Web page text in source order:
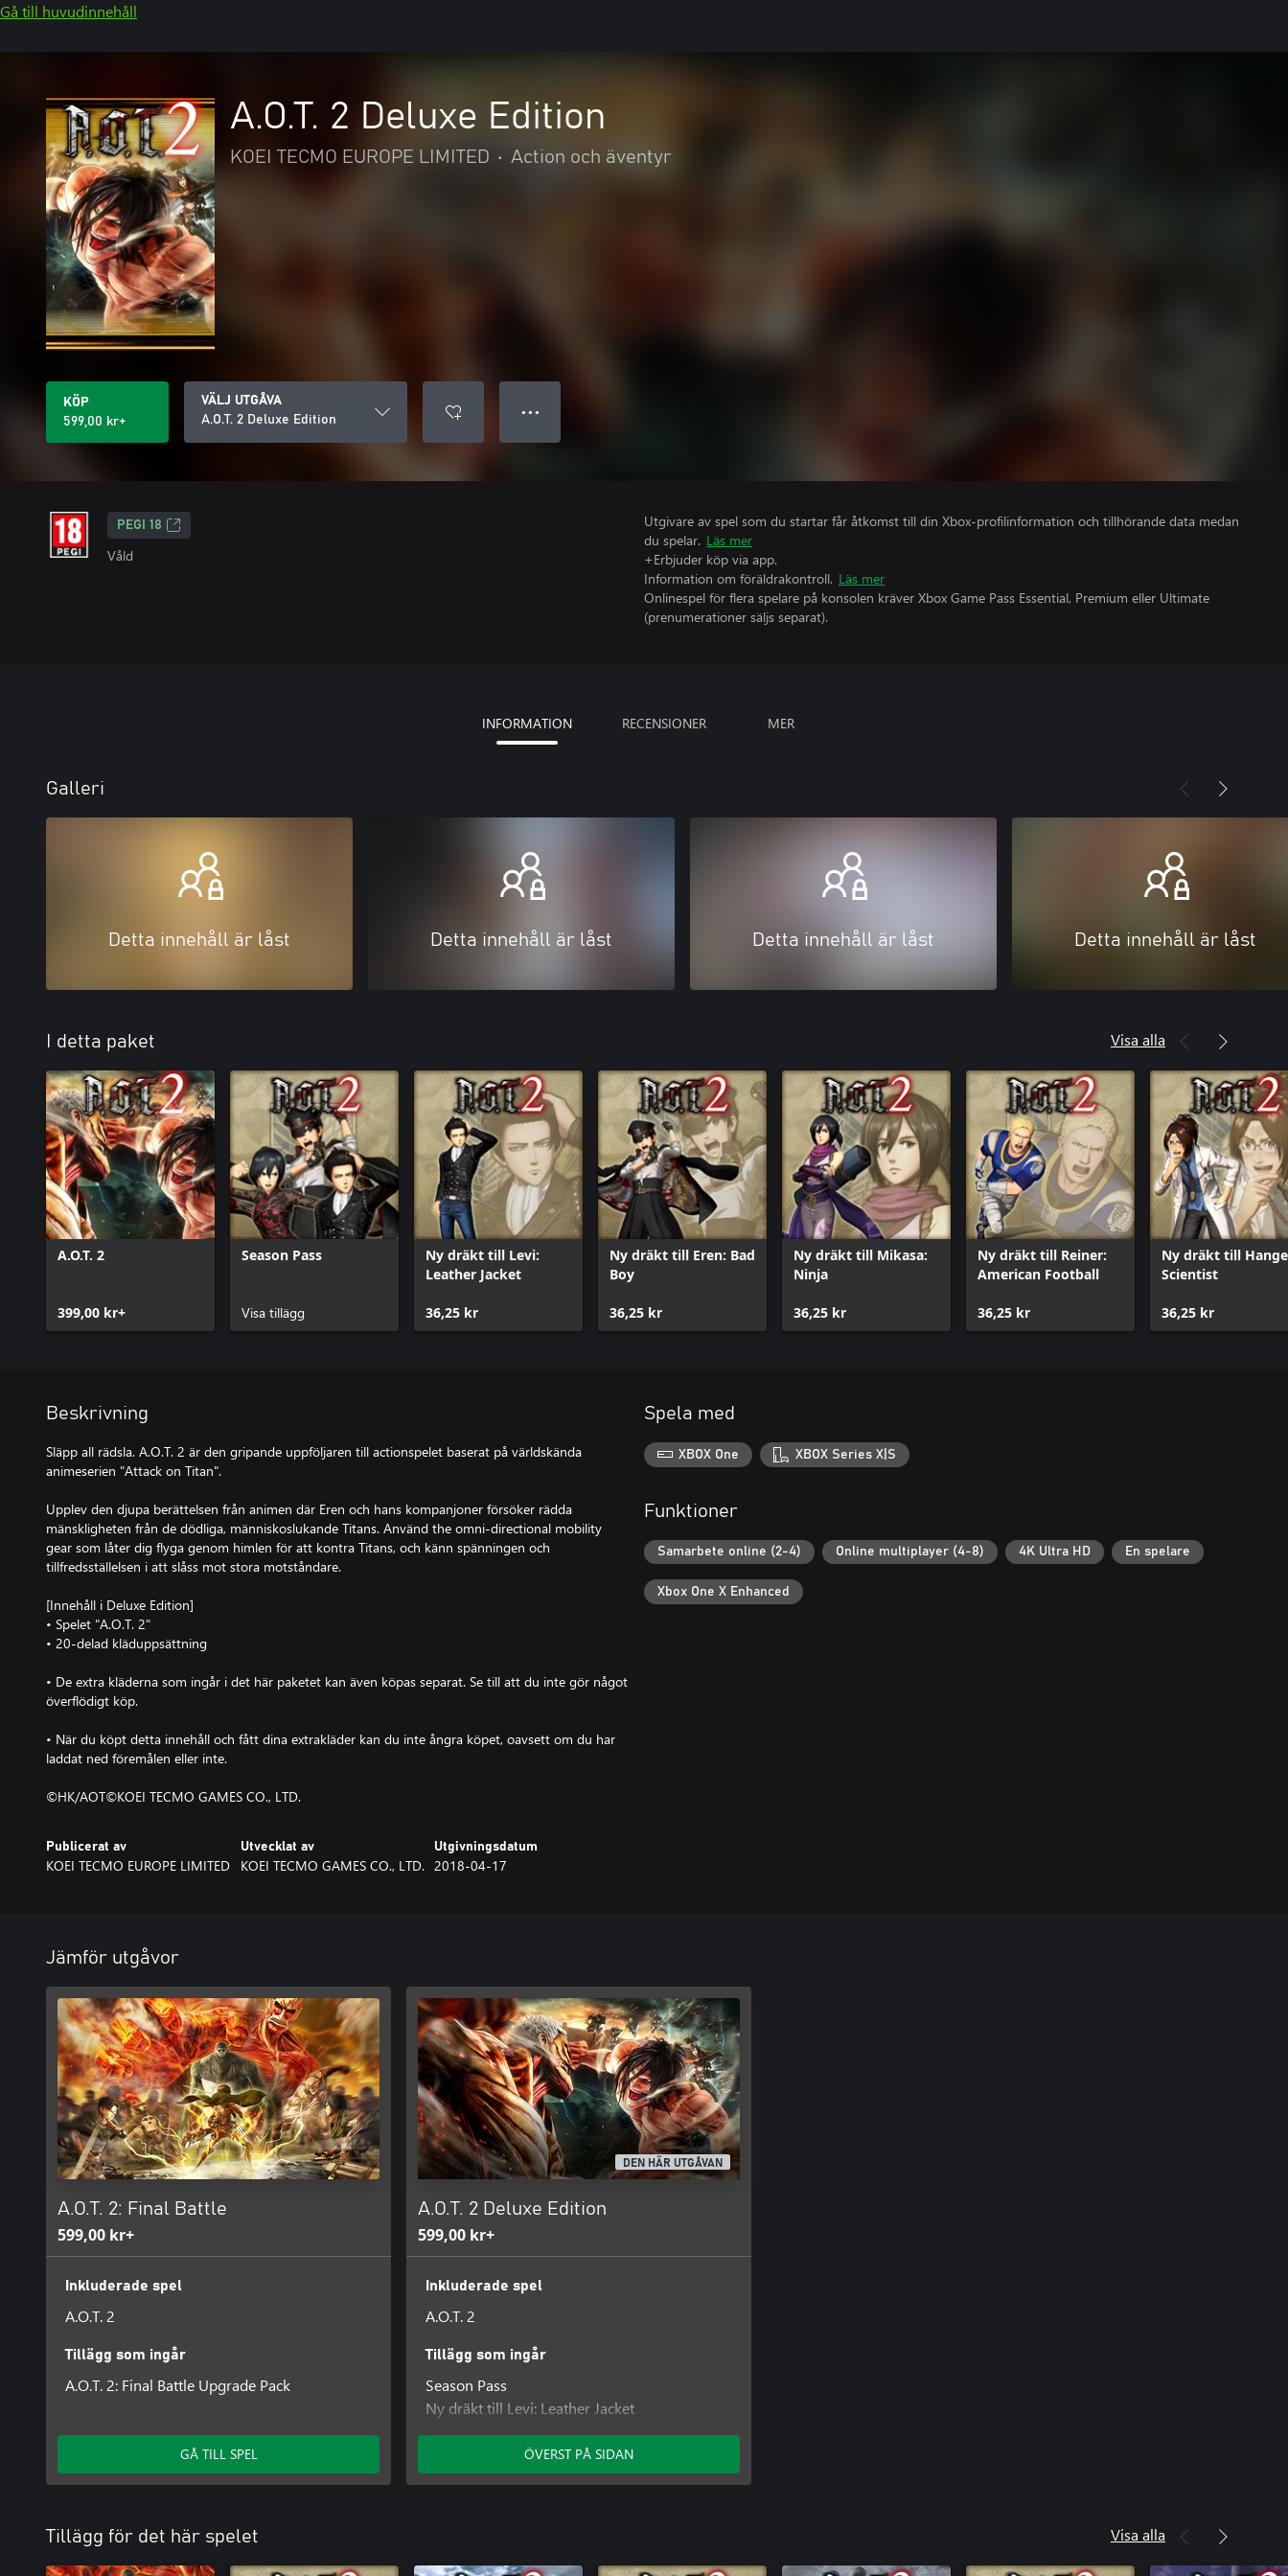
Gå till huvudinnehåll
A.O.T. 2 Deluxe Edition
KOEI TECMO EUROPE LIMITED • Action och äventyr
KÖP
599,00 kr+
VÄLJ UTGÅVA
A.O.T. 2 Deluxe Edition
● ● ●
PEGI 18
Våld
Utgivare av spel som du startar får åtkomst till din Xbox-profilinformation och tillhörande data medan
du spelar. Läs mer
+Erbjuder köp via app.
Information om föräldrakontroll. Läs mer
Onlinespel för flera spelare på konsolen kräver Xbox Game Pass Essential, Premium eller Ultimate
(prenumerationer säljs separat).
INFORMATION RECENSIONER MER
Galleri
Detta innehåll är låst Detta innehåll är låst Detta innehåll är låst Detta innehåll är låst
I detta paket Visa alla
A.O.T. 2
399,00 kr+
Season Pass
Visa tillägg
Ny dräkt till Levi:
Leather Jacket
36,25 kr
Ny dräkt till Eren: Bad
Boy
36,25 kr
Ny dräkt till Mikasa:
Ninja
36,25 kr
Ny dräkt till Reiner:
American Football
36,25 kr
Ny dräkt till
Scientist
36,25 kr
Beskrivning
Släpp all rädsla. A.O.T. 2 är den gripande uppföljaren till actionspelet baserat på världskända
animeserien "Attack on Titan".
Upplev den djupa berättelsen från animen där Eren och hans kompanjoner försöker rädda
mänskligheten från de dödliga, människoslukande Titans. Använd the omni-directional mobility
gear som låter dig flyga genom himlen för att kontra Titans, och känn spänningen och
tillfredsställelsen i att slåss mot stora motståndare.
[Innehåll i Deluxe Edition]
• Spelet "A.O.T. 2"
• 20-delad kläduppsättning
• De extra kläderna som ingår i det här paketet kan även köpas separat. Se till att du inte gör något
överflödigt köp.
• När du köpt detta innehåll och fått dina extrakläder kan du inte ångra köpet, oavsett om du har
laddat ned föremålen eller inte.
©HK/AOT©KOEI TECMO GAMES CO., LTD.
Publicerat av
KOEI TECMO EUROPE LIMITED
Utvecklat av
KOEI TECMO GAMES CO., LTD.
Utgivningsdatum
2018-04-17
Spela med
XBOX One XBOX Series X|S
Funktioner
Samarbete online (2-4) Online multiplayer (4-8) 4K Ultra HD En spelare
Xbox One X Enhanced
Jämför utgåvor
A.O.T. 2: Final Battle
599,00 kr+
Inkluderade spel
A.O.T. 2
Tillägg som ingår
A.O.T. 2: Final Battle Upgrade Pack
GÅ TILL SPEL
DEN HÄR UTGÅVAN
A.O.T. 2 Deluxe Edition
599,00 kr+
Inkluderade spel
A.O.T. 2
Tillägg som ingår
Season Pass
Ny dräkt till Levi: Leather Jacket
Ny dräkt till Eren: Bad Boy
Ny dräkt till Mikasa: Ninja
Ny dräkt till Reiner: American Football
Ny dräkt till Annie: Pop Star
ÖVERST PÅ SIDAN
Tillägg för det här spelet Visa alla